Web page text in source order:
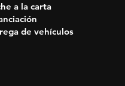
a la carta
de vehículos